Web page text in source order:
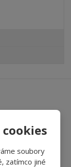
soubory
zatímco jiné
údajů.